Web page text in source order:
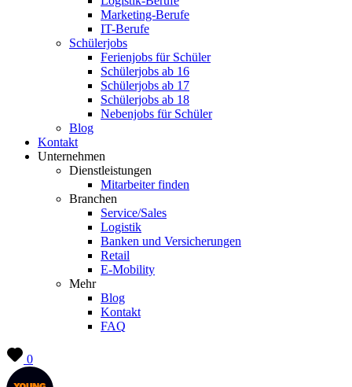
Marketing-Berufe
IT-Berufe
Schülerjobs
Ferienjobs für Schüler
Schülerjobs ab 16
Schülerjobs ab 17
Schülerjobs ab 18
Nebenjobs für Schüler
Blog
Kontakt
Unternehmen
Dienstleistungen
Mitarbeiter finden
Branchen
Service/Sales
Logistik
Banken und Versicherungen
Retail
E-Mobility
Mehr
Blog
Kontakt
FAQ
0